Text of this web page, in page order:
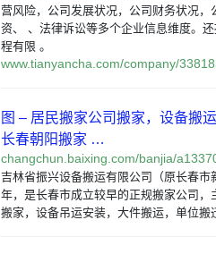
营风险，公司发展状况，公司财务状况，
资、 、法律诉讼等多个企业信息维度。
程有限 。
www.tianyancha.com/company/
图 – 居民搬家公司搬家，设备搬
长春朝阳搬家 …
changchun.baixing.com/banjia/
吉林省振兴设备搬运有限公司（原长春市
年，是长春市成立较早的正规搬家公司，
搬家，设备吊运安装，大件搬运，单位搬